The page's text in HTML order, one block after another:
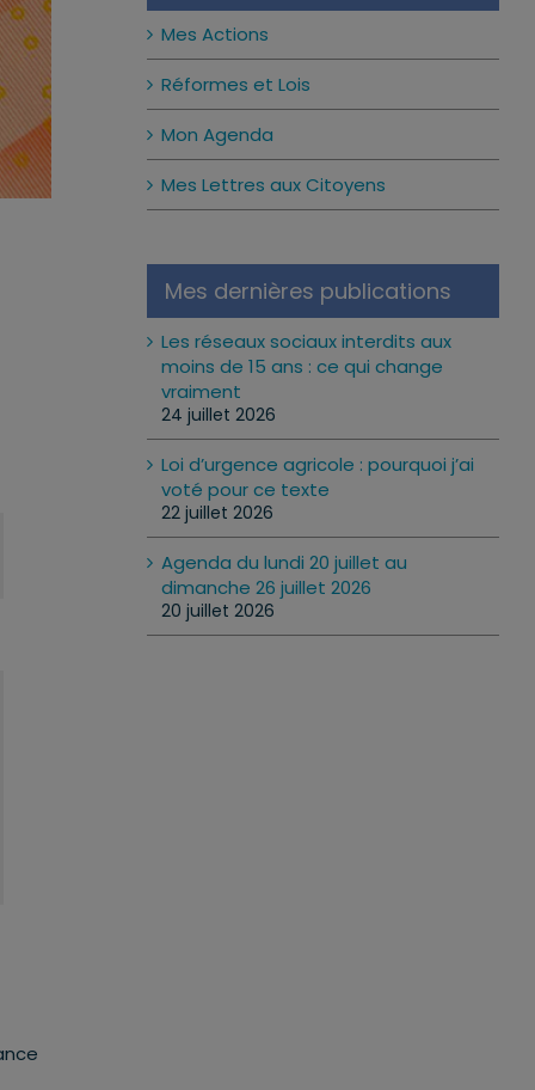
Mes Actions
Réformes et Lois
Mon Agenda
Mes Lettres aux Citoyens
Mes dernières publications
Les réseaux sociaux interdits aux
moins de 15 ans : ce qui change
vraiment
24 juillet 2026
Loi d’urgence agricole : pourquoi j’ai
voté pour ce texte
22 juillet 2026
Agenda du lundi 20 juillet au
dimanche 26 juillet 2026
20 juillet 2026